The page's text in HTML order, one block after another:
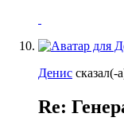
Денис сказал(-
Re: